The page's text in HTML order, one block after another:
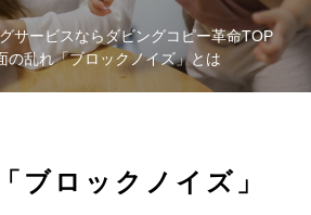
サービスならダビングコピー革命TOP
の乱れ「ブロックノイズ」とは
ブロックノイズ」